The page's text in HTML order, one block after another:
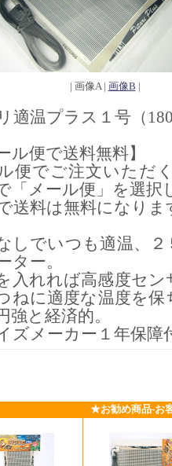
| 画像A | 画像B |
適温プラス１号（
ル便で送料無料】
便でご注文いただ
「メール便」を選択
送料は無料になりま
しでいつも適温、
ター。
入れれば高感度セ
ねに適度な温度を
強と経済的。
ズメーカー１年保障
★お勧め商品-お